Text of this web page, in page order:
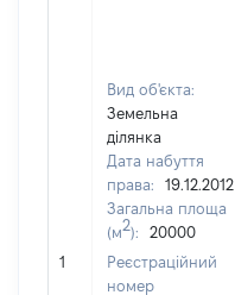
1
Вид об'єкта:
Земельна
ділянка
Дата набуття
права:
19.12.2012
Загальна площа
(м2):
20000
Реєстраційний
номер